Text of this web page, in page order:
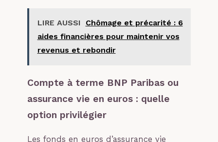
LIRE AUSSI
Chômage et précarité : 6
aides financières pour maintenir vos
revenus et rebondir
Compte à terme BNP Paribas ou
assurance vie en euros : quelle
option privilégier
Les fonds en euros d’assurance vie